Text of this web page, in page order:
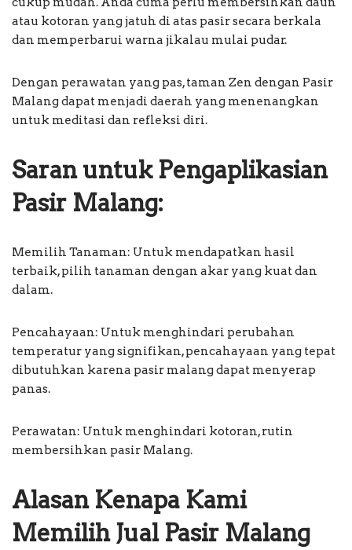
atau kotoran yang jatuh di atas pasir secara berkala
dan memperbarui warna jikalau mulai pudar.
Dengan perawatan yang pas, taman Zen dengan Pasir
Malang dapat menjadi daerah yang menenangkan
untuk meditasi dan refleksi diri.
Saran untuk Pengaplikasian
Pasir Malang:
Memilih Tanaman: Untuk mendapatkan hasil
terbaik, pilih tanaman dengan akar yang kuat dan
dalam.
Pencahayaan: Untuk menghindari perubahan
temperatur yang signifikan, pencahayaan yang tepat
dibutuhkan karena pasir malang dapat menyerap
panas.
Perawatan: Untuk menghindari kotoran, rutin
membersihkan pasir Malang.
Alasan Kenapa Kami
Memilih Jual Pasir Malang